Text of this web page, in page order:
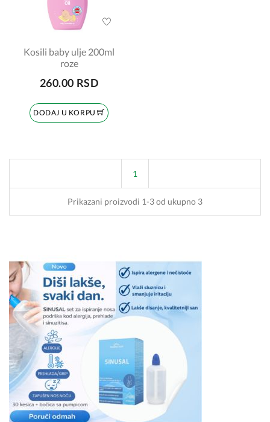
Kosili baby ulje 200ml
roze
260.00 RSD
DODAJ U KORPU
1
Prikazani proizvodi 1-3 od ukupno 3